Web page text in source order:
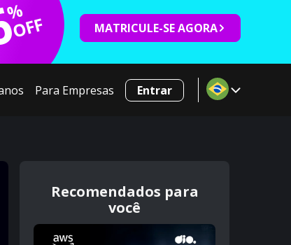
%
OFF MATRICULE-SE AGORA
Para Empresas Entrar
Recomendados para
você